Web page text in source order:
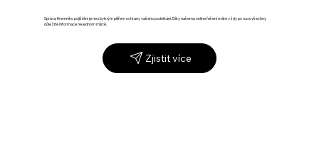
Správa firemního pojištění je nezbytným pilířem ochrany vašeho podnikání. Díky našemu online řešení máte vždy po ruce všechny
důležité informace ne jednom místě.
Zjistit více